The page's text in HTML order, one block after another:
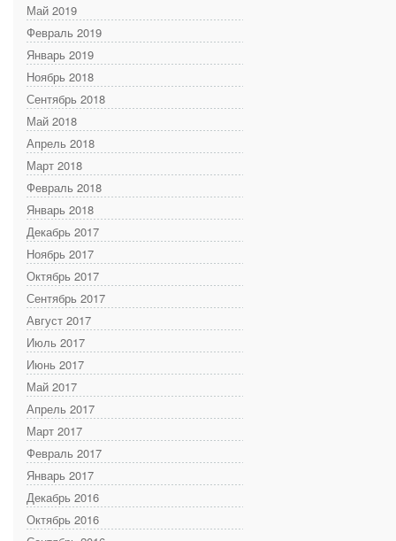
Май 2019
Февраль 2019
Январь 2019
Ноябрь 2018
Сентябрь 2018
Май 2018
Апрель 2018
Март 2018
Февраль 2018
Январь 2018
Декабрь 2017
Ноябрь 2017
Октябрь 2017
Сентябрь 2017
Август 2017
Июль 2017
Июнь 2017
Май 2017
Апрель 2017
Март 2017
Февраль 2017
Январь 2017
Декабрь 2016
Октябрь 2016